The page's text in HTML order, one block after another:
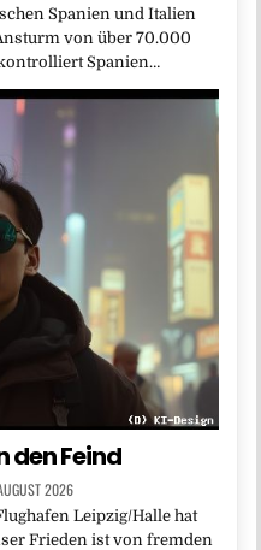
Spanien und Italien
von über 70.000
Spanien…
den Feind
2026
Leipzig/Halle hat
Frieden ist von fremden